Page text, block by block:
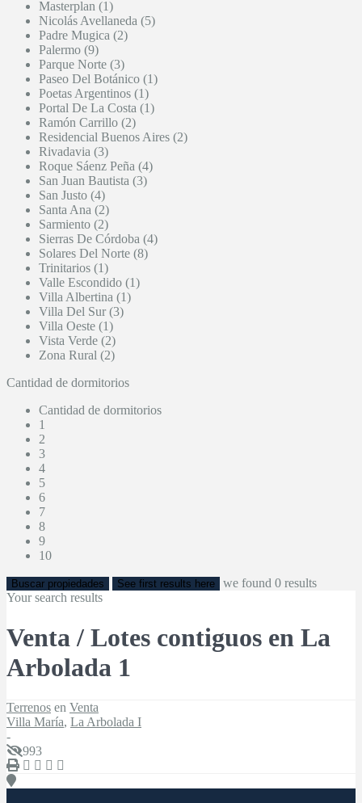
Masterplan (1)
Nicolás Avellaneda (5)
Padre Mugica (2)
Palermo (9)
Parque Norte (3)
Paseo Del Botánico (1)
Poetas Argentinos (1)
Portal De La Costa (1)
Ramón Carrillo (2)
Residencial Buenos Aires (2)
Rivadavia (3)
Roque Sáenz Peña (4)
San Juan Bautista (3)
San Justo (4)
Santa Ana (2)
Sarmiento (2)
Sierras De Córdoba (4)
Solares Del Norte (8)
Trinitarios (1)
Valle Escondido (1)
Villa Albertina (1)
Villa Del Sur (3)
Villa Oeste (1)
Vista Verde (2)
Zona Rural (2)
Cantidad de dormitorios
Cantidad de dormitorios
1
2
3
4
5
6
7
8
9
10
Buscar propiedades See first results here we found 0 results
Your search results
Venta / Lotes contiguos en La
Arbolada 1
Terrenos en Venta
Villa María, La Arbolada I
-
993